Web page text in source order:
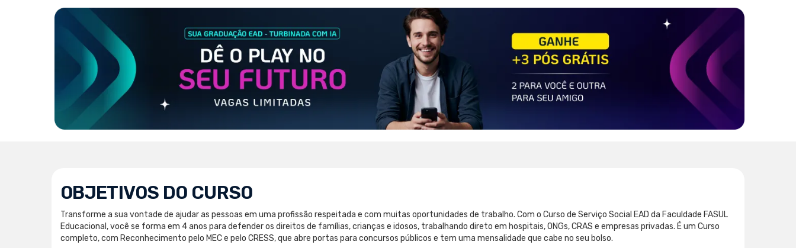
OBJETIVOS DO CURSO
Transforme a sua vontade de ajudar as pessoas em uma profissão respeitada e com muitas oportunidades de trabalho. Com o Curso de Serviço Social EAD da Faculdade FASUL
Educacional, você se forma em 4 anos para defender os direitos de famílias, crianças e idosos, trabalhando direto em hospitais, ONGs, CRAS e empresas privadas. É um Curso
completo, com Reconhecimento pelo MEC e pelo CRESS, que abre portas para concursos públicos e tem uma mensalidade que cabe no seu bolso.